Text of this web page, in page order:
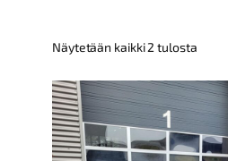
Näytetään kaikki 2 tulostaKallein